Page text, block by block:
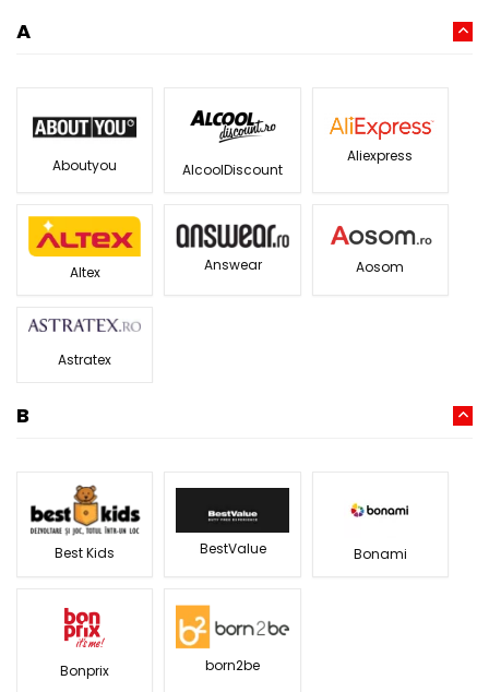
A
Aboutyou AlcoolDiscount
Aliexpress
Altex Answear Aosom
Astratex
B
Best Kids BestValue Bonami
Bonprix born2be